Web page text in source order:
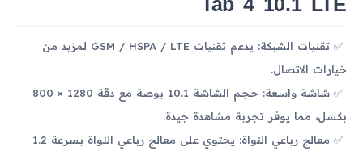
تقنيات الشبكة: يدعم تقنيات GSM / HSPA / LTE لمزيد من
خيارات الاتصال.
شاشة واسعة: حجم الشاشة 10.1 بوصة مع دقة 1280 × 800
بكسل، مما يوفر تجربة مشاهدة جيدة.
معالج رباعي النواة: يحتوي على معالج رباعي النواة بسرعة 1.2